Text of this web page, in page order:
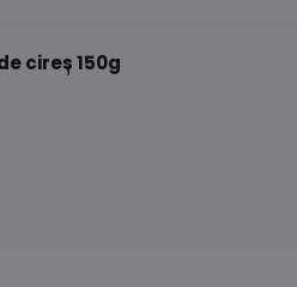
cireș 150g